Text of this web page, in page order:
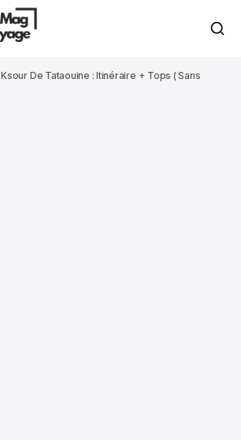
Ksour De Tataouine : Itinéraire + Tops ( Sans